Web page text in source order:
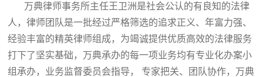
万典律师事务所主任王卫洲是社会公认的有良知的法律
人，律师团队是一批经过严格筛选的追求正义、年富力强、
经验丰富的精英律师组成，为竭诚提供优质高效的法律服务
打下了坚实基础，万典承办的每一项业务均有专业化办案小
组承办，业务监督委员会指导， 专家把关、团队协作，万典